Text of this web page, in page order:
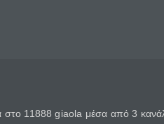
11888 giaola μέσα από 3